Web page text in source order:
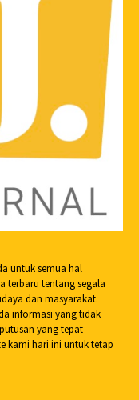
untuk semua hal
terbaru tentang segala
dan masyarakat.
informasi yang tidak
yang tepat
kami hari ini untuk tetap